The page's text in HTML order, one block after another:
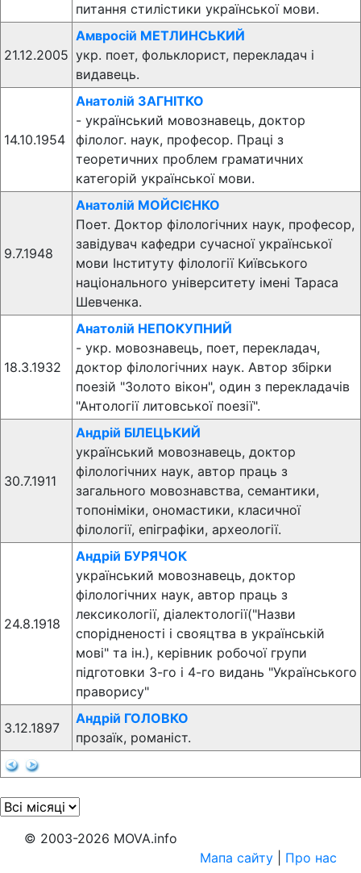
питання стилістики української мови.
21.12.2005
Амвросій МЕТЛИНСЬКИЙ
укр. поет, фольклорист, перекладач і
видавець.
14.10.1954
Анатолій ЗАГНІТКО
- український мовознавець, доктор
філолог. наук, професор. Праці з
теоретичних проблем граматичних
категорій української мови.
9.7.1948
Анатолій МОЙСІЄНКО
Поет. Доктор філологічних наук, професор,
завідувач кафедри сучасної української
мови Інституту філології Київського
національного університету імені Тараса
Шевченка.
18.3.1932
Анатолій НЕПОКУПНИЙ
- укр. мовознавець, поет, перекладач,
доктор філологічних наук. Автор збірки
поезій "Золото вікон", один з перекладачів
"Антології литовської поезії".
30.7.1911
Андрій БІЛЕЦЬКИЙ
український мовознавець, доктор
філологічних наук, автор праць з
загального мовознавства, семантики,
топоніміки, ономастики, класичної
філології, епіграфіки, археології.
24.8.1918
Андрій БУРЯЧОК
український мовознавець, доктор
філологічних наук, автор праць з
лексикології, діалектології("Назви
спорідненості і свояцтва в українській
мові" та ін.), керівник робочої групи
підготовки 3-го і 4-го видань "Українського
праворису"
3.12.1897
Андрій ГОЛОВКО
прозаїк, романіст.
© 2003-2026 MOVA.info
Мапа сайту
Про нас